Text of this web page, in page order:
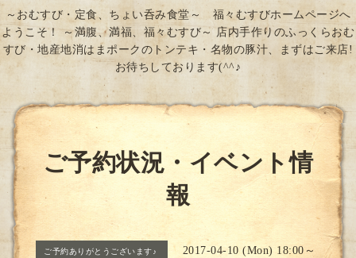
～おむすび・定食、ちょい呑み食堂～ 福々むすびホームページへ
ようこそ！ ～満腹、満福、福々むすび～ 店内手作りのふっくらおむ
すび・地産地消はまポークのトンテキ・名物の豚汁、まずはご来店!
お待ちしております(^^♪
ご予約状況・イベント情
報
ご予約ありがとうございます♪
2017-04-10 (Mon) 18:00～